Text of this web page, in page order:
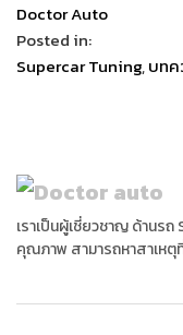
Doctor Auto
Posted in:
Supercar Tuning,บทค
เราเป็นผู้เชี่ยวชาญ ด้านร
คุณภาพ สามารถหาสาเหตุ